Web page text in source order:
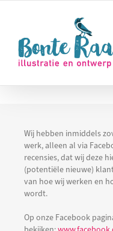
Wij hebben inmiddels
werk, alleen al via
recensies, dat wij deze
(potentiële nieuwe)
van hoe wij werken en
wordt.
Op onze Facebook